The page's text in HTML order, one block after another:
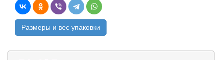
Размеры и вес упаковки